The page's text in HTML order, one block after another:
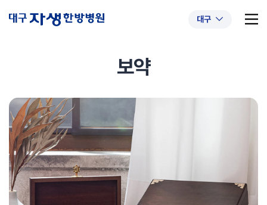
대구
추천 검색어 #척추압박골절
#교통사고후유증
#추나요법
보약